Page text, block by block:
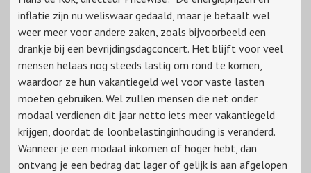
inflatie zijn nu weliswaar gedaald, maar je betaalt wel
weer meer voor andere zaken, zoals bijvoorbeeld een
drankje bij een bevrijdingsdagconcert. Het blijft voor veel
mensen helaas nog steeds lastig om rond te komen,
waardoor ze hun vakantiegeld wel voor vaste lasten
moeten gebruiken. Wel zullen mensen die net onder
modaal verdienen dit jaar netto iets meer vakantiegeld
krijgen, doordat de loonbelastinginhouding is veranderd.
Wanneer je een modaal inkomen of hoger hebt, dan
ontvang je een bedrag dat lager of gelijk is aan afgelopen